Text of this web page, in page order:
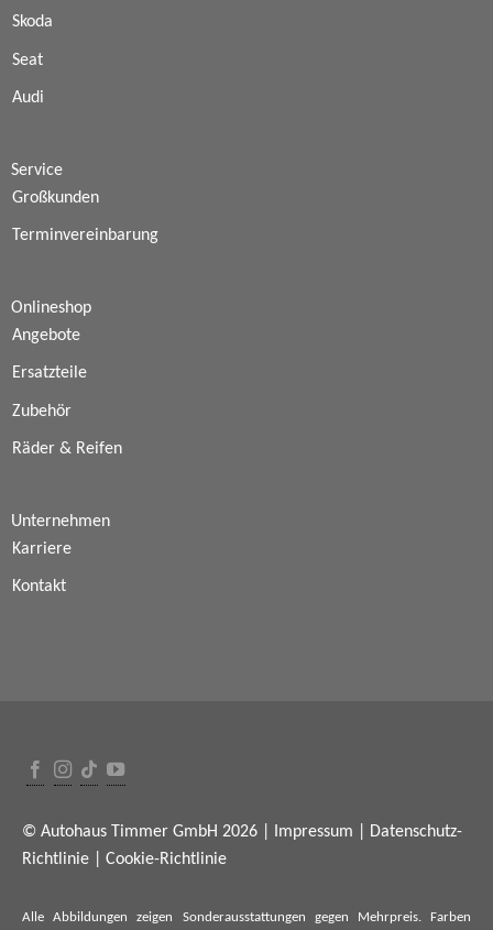
Skoda
Seat
Audi
Service
Großkunden
Terminvereinbarung
Onlineshop
Angebote
Ersatzteile
Zubehör
Räder & Reifen
Unternehmen
Karriere
Kontakt
© Autohaus Timmer GmbH 2026 | Impressum
Datenschutz-
Richtlinie
Cookie-Richtlinie
Alle Abbildungen zeigen Sonderausstattungen gegen Mehrpreis. Farben